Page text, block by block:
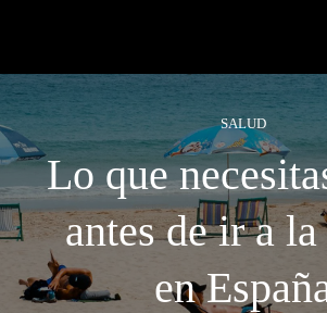
SALUD
Lo que
antes de ir a
en